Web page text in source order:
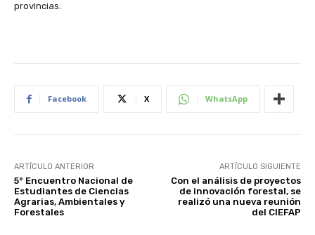
provincias.
Facebook X WhatsApp
ARTÍCULO ANTERIOR
5° Encuentro Nacional de
Estudiantes de Ciencias
Agrarias, Ambientales y
Forestales
ARTÍCULO SIGUIENTE
Con el análisis de proyectos
de innovación forestal, se
realizó una nueva reunión
del CIEFAP